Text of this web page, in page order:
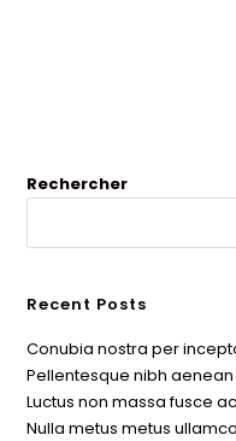
Rechercher
Recent Posts
Conubia nostra per
Pellentesque nibh
Luctus non massa fusce
Nulla metus metus